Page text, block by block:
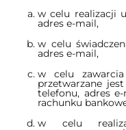
w celu realizacji
adres e-mail,
w celu
adres e-mail,
w celu
przetwarzane
telefonu, adres
rachunku
w celu